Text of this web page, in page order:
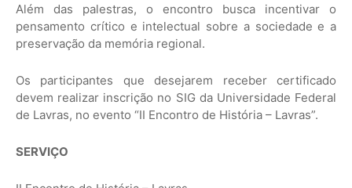
Além das palestras, o encontro busca incentivar o
pensamento crítico e intelectual sobre a sociedade e a
preservação da memória regional.
Os participantes que desejarem receber certificado
devem realizar inscrição no SIG da Universidade Federal
de Lavras, no evento “II Encontro de História – Lavras”.
SERVIÇO